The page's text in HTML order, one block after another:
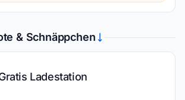
& Schnäppchen
Ladestation